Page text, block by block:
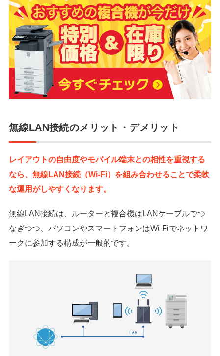
無線LAN接続のメリット・デメリット
レイアウトの自由度やモバイル端末との相性を重視する
なら、無線LAN接続（Wi-Fi）を組み合わせることで柔軟
な運用がしやすくなります。
無線LAN接続は、ルーターと複合機はLANケーブルでつ
なぎつつ、パソコンやスマートフォンはWi-Fiでネットワ
ークに参加する構成が一般的です。